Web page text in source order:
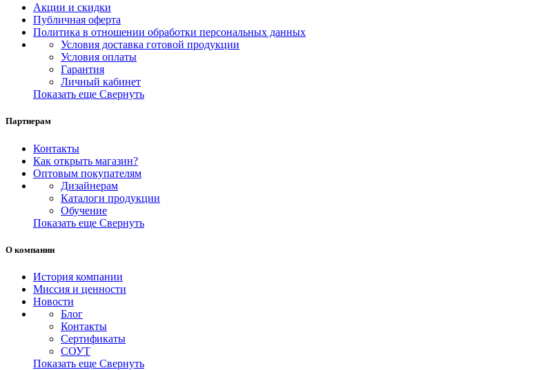
Акции и скидки
Публичная оферта
Политика в отношении обработки персональных данных
Условия доставка готовой продукции
Условия оплаты
Гарантия
Личный кабинет
Показать еще Свернуть
Партнерам
Контакты
Как открыть магазин?
Оптовым покупателям
Дизайнерам
Каталоги продукции
Обучение
Показать еще Свернуть
О компании
История компании
Миссия и ценности
Новости
Блог
Контакты
Сертификаты
СОУТ
Показать еще Свернуть